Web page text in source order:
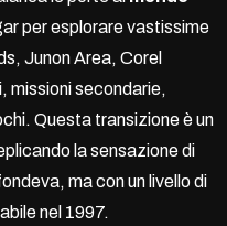
per esplorare vastissime
Junon Area, Corel
missioni secondarie,
Questa transizione è un
la sensazione di
ma con un livello di
nel 1997.